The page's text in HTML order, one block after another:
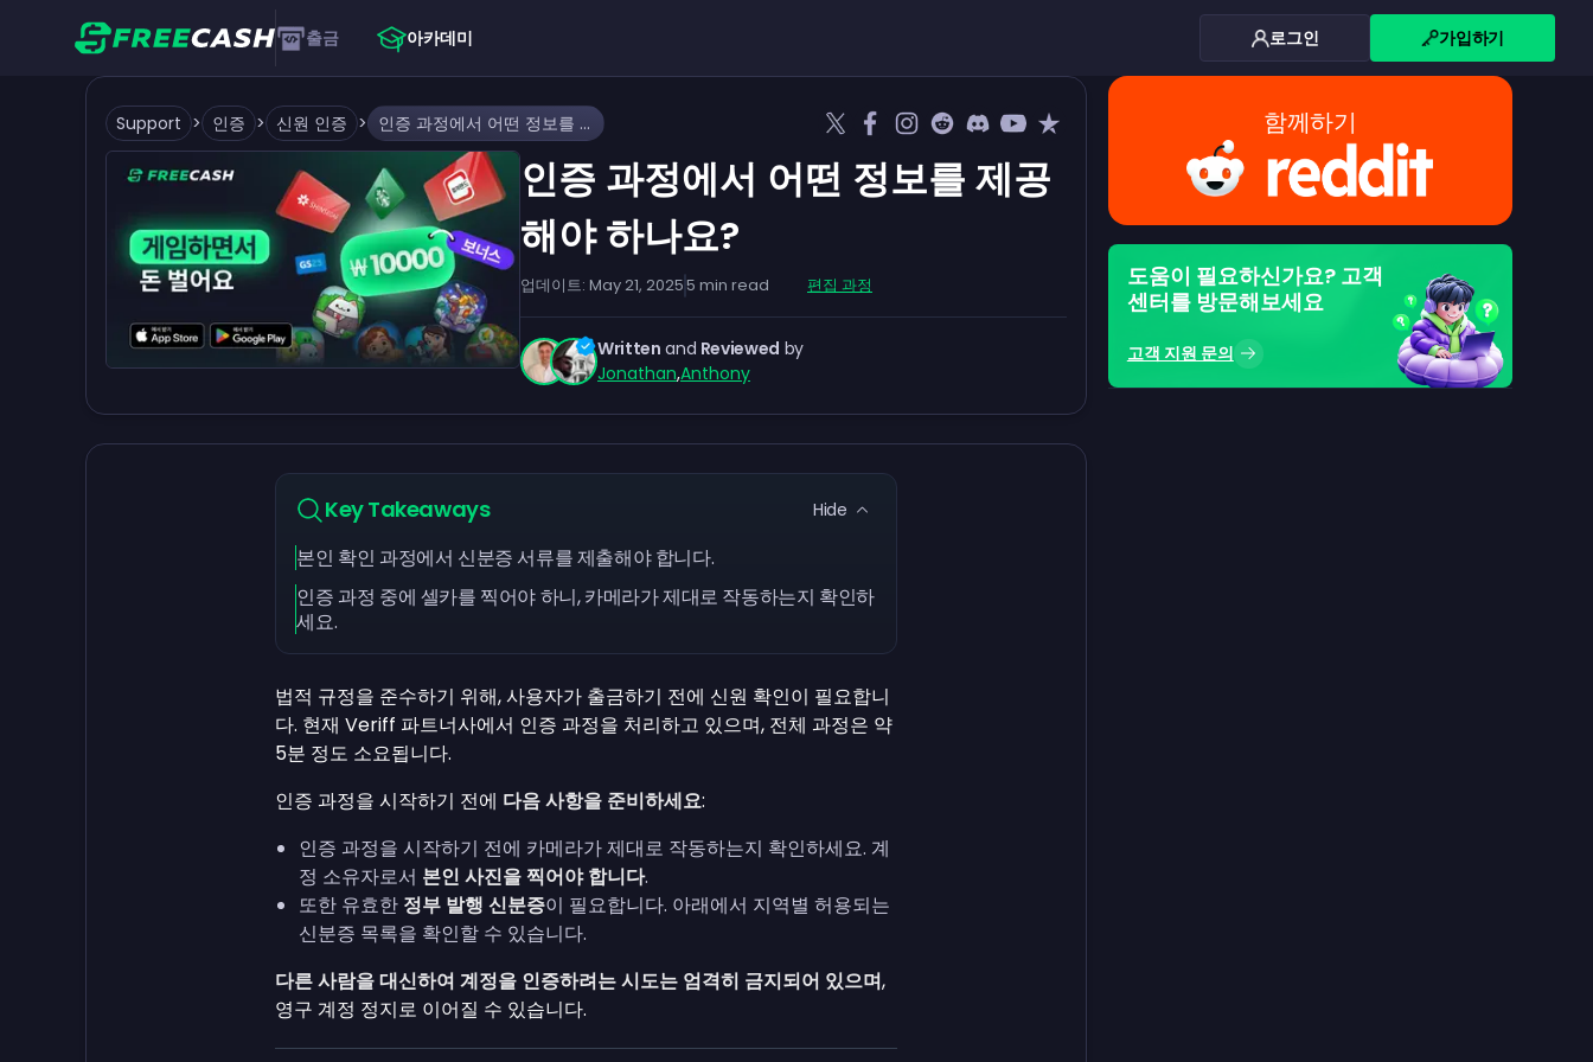
출금 아카데미 로그인 가입하기
Support > 인증 > 신원 인증 > 인증 과정에서 어떤 정보를 제공해야 하나요?
인증 과정에서 어떤 정보를 제공
해야 하나요?
업데이트: May 21, 20255 min read 편집 과정
Written and Reviewed by
Jonathan,Anthony
Key Takeaways Hide
본인 확인 과정에서 신분증 서류를 제출해야 합니다.
인증 과정 중에 셀카를 찍어야 하니, 카메라가 제대로 작동하는지 확인하
세요.
법적 규정을 준수하기 위해, 사용자가 출금하기 전에 신원 확인이 필요합니
다. 현재 Veriff 파트너사에서 인증 과정을 처리하고 있으며, 전체 과정은 약
5분 정도 소요됩니다.
인증 과정을 시작하기 전에 다음 사항을 준비하세요:
인증 과정을 시작하기 전에 카메라가 제대로 작동하는지 확인하세요. 계
정 소유자로서 본인 사진을 찍어야 합니다.
또한 유효한 정부 발행 신분증이 필요합니다. 아래에서 지역별 허용되는
신분증 목록을 확인할 수 있습니다.
다른 사람을 대신하여 계정을 인증하려는 시도는 엄격히 금지되어 있으며,
영구 계정 정지로 이어질 수 있습니다.
함께하기
도움이 필요하신가요? 고객
센터를 방문해보세요
고객 지원 문의